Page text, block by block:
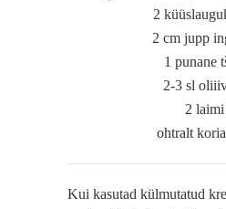
2
2 cm jupp
1 punane
2-3 sl
2 laimi
ohtralt
Kui kasutad külmutatud